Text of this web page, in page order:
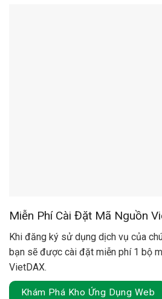
Miễn Phí Cài Đặt Mã Nguồn
Khi đăng ký sử dụng dịch vụ của
bạn sẽ được cài đặt miễn phí 1 bộ
VietDAX.
Khám Phá Kho Ứng Dụng Web